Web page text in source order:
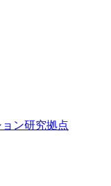
ン研究拠点